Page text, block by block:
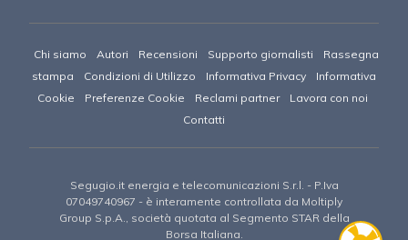
Chi siamo Autori Recensioni Supporto giornalisti
Rassegna
stampa
Condizioni di Utilizzo Informativa Privacy
Informativa
Cookie
Preferenze Cookie Reclami partner
Lavora con noi
Contatti
Segugio.it energia e telecomunicazioni S.r.l. - P.Iva
07049740967 - è interamente controllata da Moltiply
Group S.p.A., società quotata al Segmento STAR della
Borsa Italiana.